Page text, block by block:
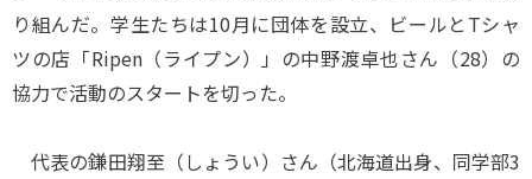
り組んだ。学生たちは10月に団体を設立、ビールとTシャ
ツの店「Ripen（ライプン）」の中野渡卓也さん（28）の
協力で活動のスタートを切った。
代表の鎌田翔至（しょうい）さん（北海道出身、同学部3